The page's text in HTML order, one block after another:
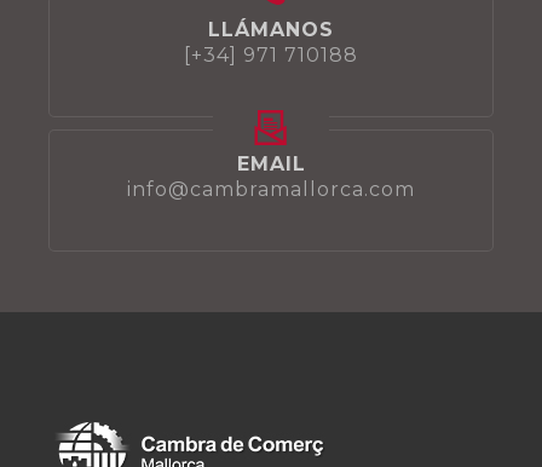
LLÁMANOS
[+34] 971 710188
EMAIL
info@cambramallorca.com